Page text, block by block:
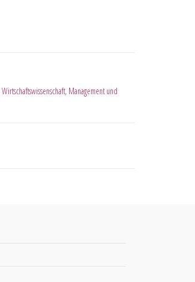
Wirtschaftswissenschaft, Management und